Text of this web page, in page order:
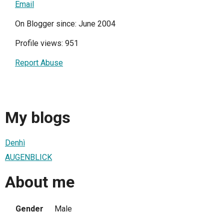
Email
On Blogger since: June 2004
Profile views: 951
Report Abuse
My blogs
Denhì
AUGENBLICK
About me
Gender
Male